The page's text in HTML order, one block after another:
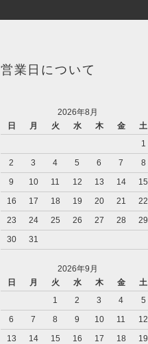
営業日について
2026年8月
日
月 火 水 木 金
土
1
2
3 4 5 6 7
8
9
10 11 12 13 14
15
16
17 18 19 20 21
22
23
24 25 26 27 28
29
30
31
2026年9月
日
月 火 水 木 金
土
1
2 3 4
5
6
7 8 9 10 11
12
13
14 15 16 17 18
19